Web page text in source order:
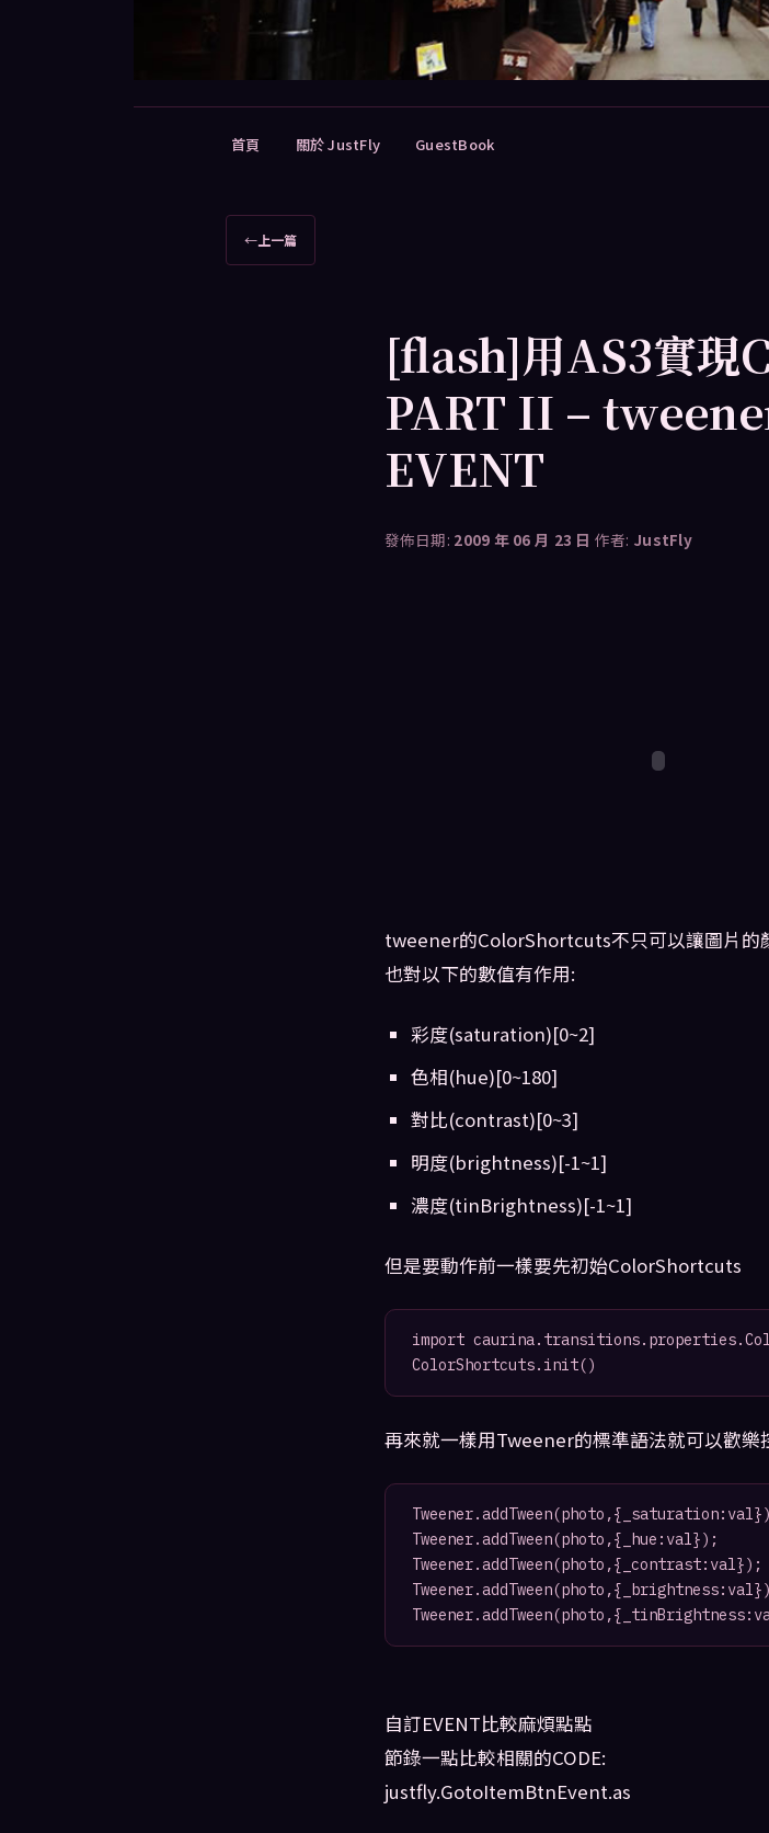
首頁 關於 JustFly GuestBook
章
←上一篇
[flash]用AS3實現
PART II –
EVENT
發佈日期: 2009 年 06 月 23 日 作者: JustFly
tweener的ColorShortcuts不只可以讓圖片的
也對以下的數值有作用:
彩度(saturation)[0~2]
色相(hue)[0~180]
對比(contrast)[0~3]
明度(brightness)[-1~1]
濃度(tinBrightness)[-1~1]
但是要動作前一樣要先初始ColorShortcuts
import
ColorShortcuts.init()
再來就一樣用Tweener的標準語法就可以歡樂
Tweener.addTween(photo,{_hue:val});
Tweener.addTween(photo,{_contrast:val});
自訂EVENT比較麻煩點點
節錄一點比較相關的CODE:
justfly.GotoItemBtnEvent.as